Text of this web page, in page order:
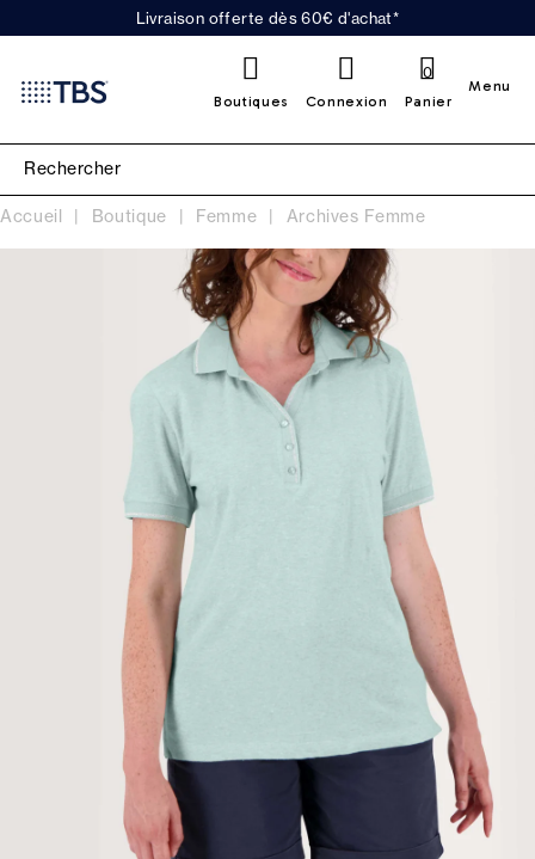
Livraison offerte dès 60€ d'achat*
Boutiques Connexion Panier
0
Menu
Accueil Boutique Femme Archives Femme